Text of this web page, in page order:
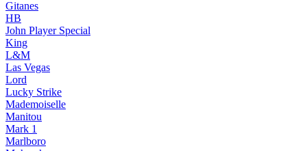
Gitanes
HB
John Player Special
King
L&M
Las Vegas
Lord
Lucky Strike
Mademoiselle
Manitou
Mark 1
Marlboro